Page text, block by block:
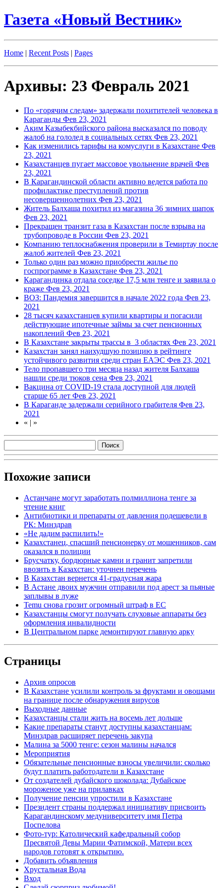
Газета «Новый Вестник»
Home | Recent Posts | Pages
Архивы: 23 Февраль 2021
По «горячим следам» задержали похитителей человека в
Караганды Фев 23, 2021
Аким Казыбекбийского района высказался по поводу
жалоб на гололед в социальных сетях Фев 23, 2021
Как изменились тарифы на комуслуги в Казахстане Фев
23, 2021
Казахстанцев пугает массовое увольнение врачей Фев
23, 2021
В Карагандинской области активно ведется работа по
профилактике преступлений против
несовершеннолетних Фев 23, 2021
Житель Балхаша похитил из магазина 36 зимних шапок
Фев 23, 2021
Прекращен транзит газа в Казахстан после взрыва на
трубопроводе в России Фев 23, 2021
Компанию теплоснабжения проверили в Темиртау после
жалоб жителей Фев 23, 2021
Только один раз можно приобрести жилье по
госпрограмме в Казахстане Фев 23, 2021
Карагандинка отдала соседке 17,5 млн тенге и заявила о
краже Фев 23, 2021
ВОЗ: Пандемия завершится в начале 2022 года Фев 23,
2021
28 тысяч казахстанцев купили квартиры и погасили
действующие ипотечные займы за счет пенсионных
накоплений Фев 23, 2021
В Казахстане закрыты трассы в 3 областях Фев 23, 2021
Казахстан занял наихудшую позицию в рейтинге
устойчивого развития среди стран ЕАЭС Фев 23, 2021
Тело пропавшего три месяца назад жителя Балхаша
нашли среди тюков сена Фев 23, 2021
Вакцина от COVID-19 стала доступной для людей
старше 65 лет Фев 23, 2021
В Караганде задержали серийного грабителя Фев 23,
2021
« | »
Похожие записи
Астанчане могут заработать полмиллиона тенге за
чтение книг
Антибиотики и препараты от давления подешевели в
РК: Минздрав
«Не дадим распилить!»
Казахстанец, спасший пенсионерку от мошенников, сам
оказался в полиции
Брусчатку, бордюрные камни и гранит запретили
ввозить в Казахстан: уточнен перечень
В Казахстан вернется 41-градусная жара
В Астане двоих мужчин отправили под арест за пьяные
заплывы в луже
Temu снова грозит огромный штраф в ЕС
Казахстанцы смогут получать слуховые аппараты без
оформления инвалидности
В Центральном парке демонтируют главную арку
Страницы
Архив опросов
В Казахстане усилили контроль за фруктами и овощами
на границе после обнаружения вирусов
Выходные данные
Казахстанцы стали жить на восемь лет дольше
Какие препараты станут доступны казахстанцам:
Минздрав расширяет перечень закупа
Малина за 5000 тенге: сезон малины начался
Мероприятия
Обязательные пенсионные взносы увеличили: сколько
будут платить работодатели в Казахстане
От создателей дубайского шоколада: Дубайское
мороженое уже на прилавках
Получение пенсии упростили в Казахстане
Президент страны поддержал инициативу присвоить
Карагандинскому медуниверситету имя Петра
Поспелова
Фото-тур: Католический кафедральный собор
Пресвятой Девы Марии Фатимской, Матери всех
народов готовят к открытию.
Добавить объявления
Хрустальная Вода
Вход